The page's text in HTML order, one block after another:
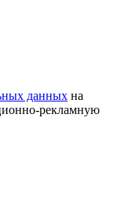
данных на
рекламную